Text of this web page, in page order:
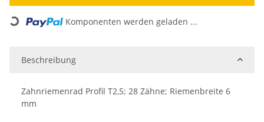
Loading... Komponenten werden geladen ...
Beschreibung
Zahnriemenrad Profil T2,5; 28 Zähne; Riemenbreite 6
mm